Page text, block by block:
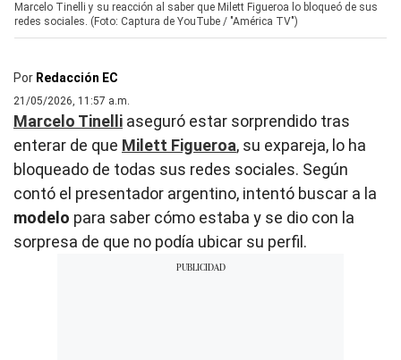
Marcelo Tinelli y su reacción al saber que Milett Figueroa lo bloqueó de sus
redes sociales. (Foto: Captura de YouTube / "América TV")
Por Redacción EC
21/05/2026, 11:57 a.m.
Marcelo Tinelli aseguró estar sorprendido tras
enterar de que Milett Figueroa, su expareja, lo ha
bloqueado de todas sus redes sociales. Según
contó el presentador argentino, intentó buscar a la
modelo para saber cómo estaba y se dio con la
sorpresa de que no podía ubicar su perfil.